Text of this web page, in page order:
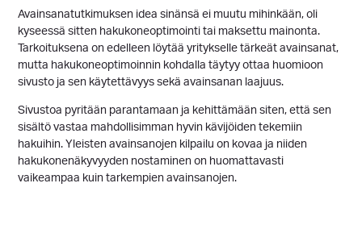
Avainsanatutkimuksen idea sinänsä ei muutu mihinkään, oli
kyseessä sitten hakukoneoptimointi tai maksettu mainonta.
Tarkoituksena on edelleen löytää yritykselle tärkeät avainsanat,
mutta hakukoneoptimoinnin kohdalla täytyy ottaa huomioon
sivusto ja sen käytettävyys sekä avainsanan laajuus.
Sivustoa pyritään parantamaan ja kehittämään siten, että sen
sisältö vastaa mahdollisimman hyvin kävijöiden tekemiin
hakuihin. Yleisten avainsanojen kilpailu on kovaa ja niiden
hakukonenäkyvyyden nostaminen on huomattavasti
vaikeampaa kuin tarkempien avainsanojen.